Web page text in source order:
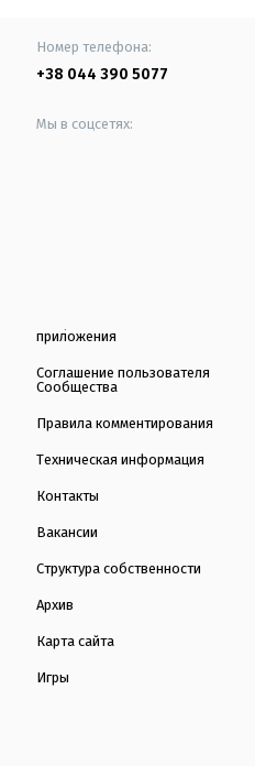
Номер телефона:
+38 044 390 5077
Мы в соцсетях:
приложения
Соглашение пользователя
Сообщества
Правила комментирования
Техническая информация
Контакты
Вакансии
Структура собственности
Архив
Карта сайта
Игры